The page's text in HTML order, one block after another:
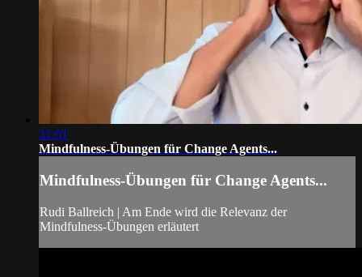
31:01
Mindfulness-Übungen für Change Agents...
Mindfulness-Übungen für Change Agents...
Rudi Ballreich | Am Ende wird die Relevanz der
Mindfulness-Übungen erläutert